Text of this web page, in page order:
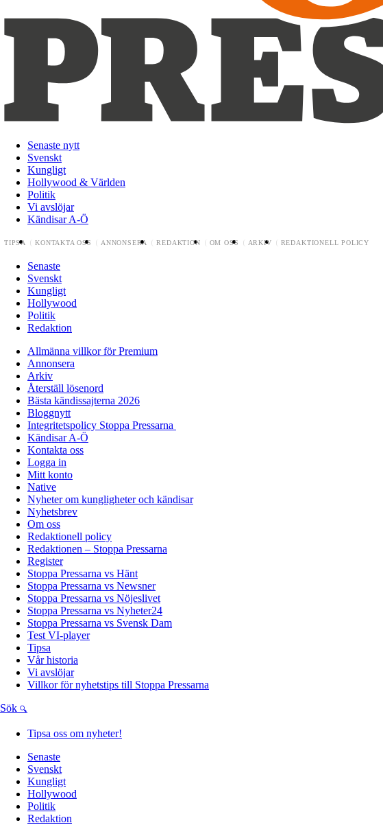
Senaste nytt
Svenskt
Kungligt
Hollywood & Världen
Politik
Vi avslöjar
Kändisar A-Ö
TIPSA KONTAKTA OSS ANNONSERA REDAKTION OM OSS ARKIV REDAKTIONELL POLICY
Senaste
Svenskt
Kungligt
Hollywood
Politik
Redaktion
Allmänna villkor för Premium
Annonsera
Arkiv
Återställ lösenord
Bästa kändissajterna 2026
Bloggnytt
Integritetspolicy Stoppa Pressarna
Kändisar A-Ö
Kontakta oss
Logga in
Mitt konto
Native
Nyheter om kungligheter och kändisar
Nyhetsbrev
Om oss
Redaktionell policy
Redaktionen – Stoppa Pressarna
Register
Stoppa Pressarna vs Hänt
Stoppa Pressarna vs Newsner
Stoppa Pressarna vs Nöjeslivet
Stoppa Pressarna vs Nyheter24
Stoppa Pressarna vs Svensk Dam
Test VI-player
Tipsa
Vår historia
Vi avslöjar
Villkor för nyhetstips till Stoppa Pressarna
Sök
Tipsa oss om nyheter!
Senaste
Svenskt
Kungligt
Hollywood
Politik
Redaktion